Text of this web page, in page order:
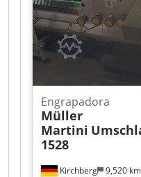
Kirchberg 9,520 km
Engrapadora
Müller
Martini
1528